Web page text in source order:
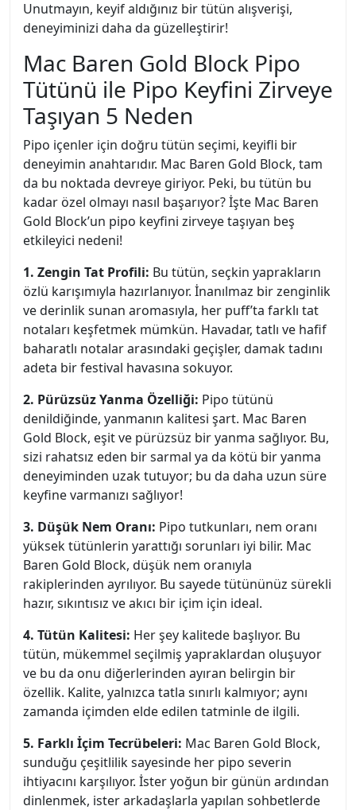
Unutmayın, keyif aldığınız bir tütün alışverişi,
deneyiminizi daha da güzelleştirir!
Mac Baren Gold Block Pipo
Tütünü ile Pipo Keyfini Zirveye
Taşıyan 5 Neden
Pipo içenler için doğru tütün seçimi, keyifli bir
deneyimin anahtarıdır. Mac Baren Gold Block, tam
da bu noktada devreye giriyor. Peki, bu tütün bu
kadar özel olmayı nasıl başarıyor? İşte Mac Baren
Gold Block’un pipo keyfini zirveye taşıyan beş
etkileyici nedeni!
1. Zengin Tat Profili: Bu tütün, seçkin yaprakların
özlü karışımıyla hazırlanıyor. İnanılmaz bir zenginlik
ve derinlik sunan aromasıyla, her puff’ta farklı tat
notaları keşfetmek mümkün. Havadar, tatlı ve hafif
baharatlı notalar arasındaki geçişler, damak tadını
adeta bir festival havasına sokuyor.
2. Pürüzsüz Yanma Özelliği: Pipo tütünü
denildiğinde, yanmanın kalitesi şart. Mac Baren
Gold Block, eşit ve pürüzsüz bir yanma sağlıyor. Bu,
sizi rahatsız eden bir sarmal ya da kötü bir yanma
deneyiminden uzak tutuyor; bu da daha uzun süre
keyfine varmanızı sağlıyor!
3. Düşük Nem Oranı: Pipo tutkunları, nem oranı
yüksek tütünlerin yarattığı sorunları iyi bilir. Mac
Baren Gold Block, düşük nem oranıyla
rakiplerinden ayrılıyor. Bu sayede tütününüz sürekli
hazır, sıkıntısız ve akıcı bir içim için ideal.
4. Tütün Kalitesi: Her şey kalitede başlıyor. Bu
tütün, mükemmel seçilmiş yapraklardan oluşuyor
ve bu da onu diğerlerinden ayıran belirgin bir
özellik. Kalite, yalnızca tatla sınırlı kalmıyor; aynı
zamanda içimden elde edilen tatminle de ilgili.
5. Farklı İçim Tecrübeleri: Mac Baren Gold Block,
sunduğu çeşitlilik sayesinde her pipo severin
ihtiyacını karşılıyor. İster yoğun bir günün ardından
dinlenmek, ister arkadaşlarla yapılan sohbetlerde